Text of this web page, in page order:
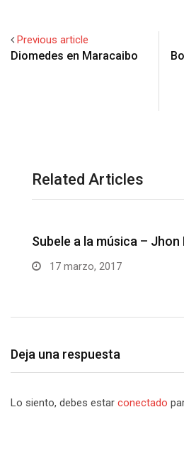
Previous article
Related Articles
Unos besitos ricos –
Juank…
Deja una respuesta
Lo siento, debes estar conectado